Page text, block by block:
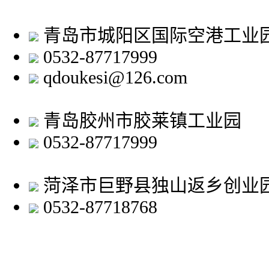
青岛市城阳区国际空港工业
0532-87717999
qdoukesi@126.com
青岛胶州市胶莱镇工业园
0532-87717999
菏泽市巨野县独山返乡创业
0532-87718768